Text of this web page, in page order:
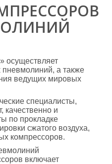
осуществляет
а также
ведущих мировых
специалисты,
качественно и
по прокладке
сжатого воздуха,
компрессоров.
включает